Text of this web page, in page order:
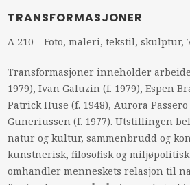
TRANSFORMASJONER
A 210 – Foto, maleri, tekstil, skulptur,
Transformasjoner inneholder
1979), Ivan Galuzin (f. 1979), Espen
Patrick Huse (f. 1948), Aurora Passero
Guneriussen (f. 1977). Utstillingen
natur og kultur, sammenbrudd og
kunstnerisk, filosofisk og
omhandler menneskets relasjon til